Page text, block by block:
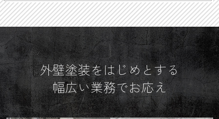
外壁塗装をはじめとする
幅広い業務でお応え